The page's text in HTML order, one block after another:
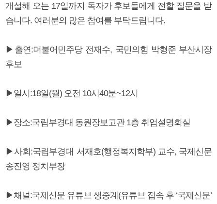
개설해 오는 17일까지 독자가 후보들에게 전할 질문을 받
습니다. 여러분의 많은 참여를 부탁드립니다.
▶출연:더불어민주당 전재수, 국민의힘 박형준 부산시장
후보
▶일시:18일(월) 오전 10시40분~12시
▶장소:국립부경대 동원장보고관 1층 취업설명회실
▶사회:국립부경대 서재호(행정복지학부) 교수, 국제신문
송진영 정치부장
▶채널:국제신문 유튜브 생중계(유튜브 접속 후 ‘국제신문’